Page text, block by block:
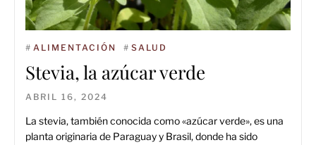
# ALIMENTACIÓN # SALUD
Stevia, la azúcar verde
ABRIL 16, 2024
La stevia, también conocida como «azúcar verde», es una
planta originaria de Paraguay y Brasil, donde ha sido